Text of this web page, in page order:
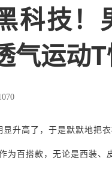
科技！
气运动
显升高了，于是默默地把
为百搭款，无论是西装、